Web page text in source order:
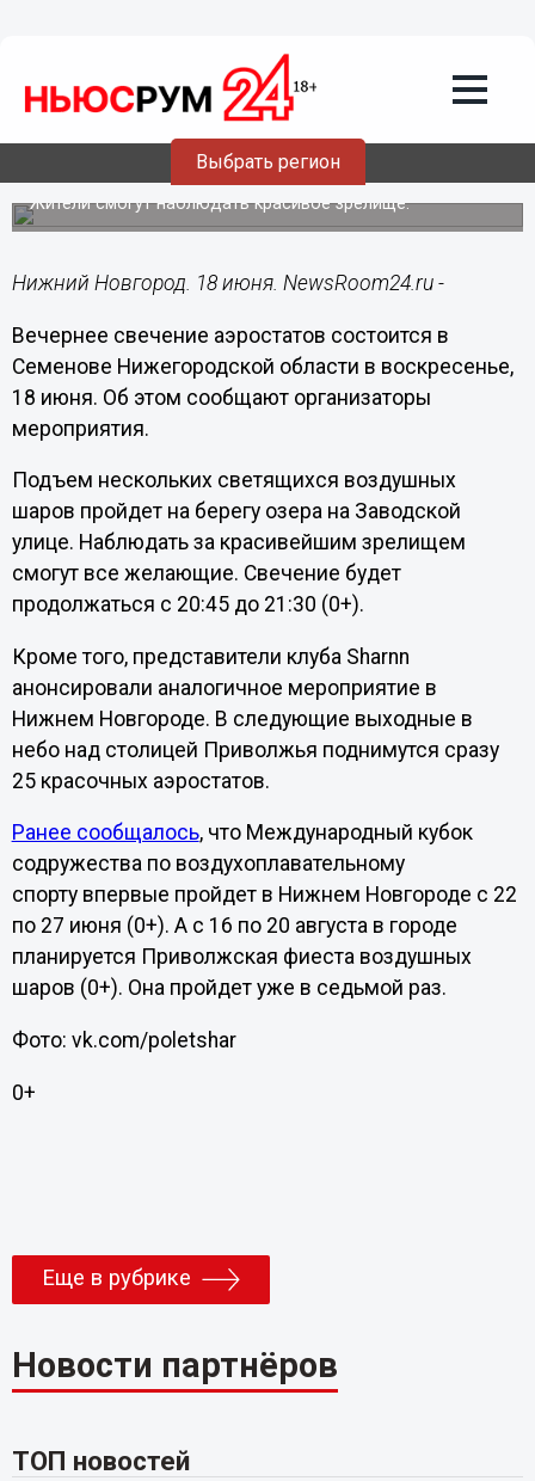
Выбрать регион
18.06.202316:15
Свечение воздушных шаров пройдет в
Семенове вечером 18 июня
Жители смогут наблюдать красивое зрелище.
Нижний Новгород. 18 июня. NewsRoom24.ru -
Вечернее свечение аэростатов состоится в
Семенове Нижегородской области в воскресенье,
18 июня. Об этом сообщают организаторы
мероприятия.
Подъем нескольких светящихся воздушных
шаров пройдет на берегу озера на Заводской
улице. Наблюдать за красивейшим зрелищем
смогут все желающие. Свечение будет
продолжаться с 20:45 до 21:30 (0+).
Кроме того, представители клуба Sharnn
анонсировали аналогичное мероприятие в
Нижнем Новгороде. В следующие выходные в
небо над столицей Приволжья поднимутся сразу
25 красочных аэростатов.
Ранее сообщалось, что Международный кубок
содружества по воздухоплавательному
спорту впервые пройдет в Нижнем Новгороде с 22
по 27 июня (0+). А с 16 по 20 августа в городе
планируется Приволжская фиеста воздушных
шаров (0+). Она пройдет уже в седьмой раз.
Фото: vk.com/poletshar
0+
Еще в рубрике
Новости партнёров
ТОП новостей